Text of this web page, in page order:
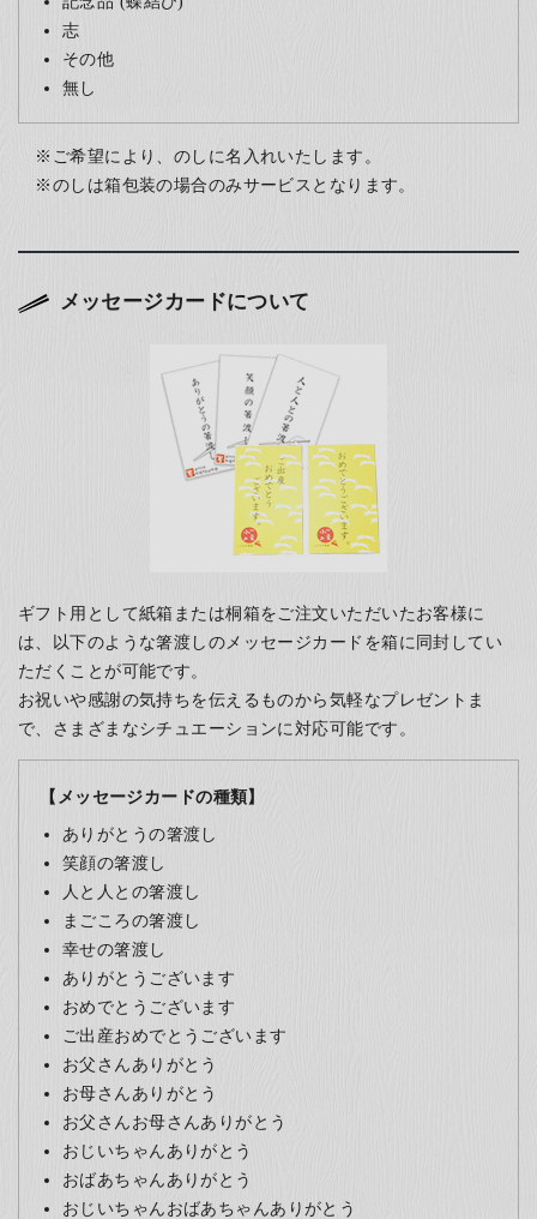
志
その他
無し
ご希望により、のしに名入れいたします。
のしは箱包装の場合のみサービスとなります。
メッセージカードについて
ギフト用として紙箱または桐箱をご注文いただいたお客様に
は、以下のような箸渡しのメッセージカードを箱に同封してい
ただくことが可能です。
お祝いや感謝の気持ちを伝えるものから気軽なプレゼントま
で、さまざまなシチュエーションに対応可能です。
【メッセージカードの種類】
ありがとうの箸渡し
笑顔の箸渡し
人と人との箸渡し
まごころの箸渡し
幸せの箸渡し
ありがとうございます
おめでとうございます
ご出産おめでとうございます
お父さんありがとう
お母さんありがとう
お父さんお母さんありがとう
おじいちゃんありがとう
おばあちゃんありがとう
おじいちゃんおばあちゃんありがとう